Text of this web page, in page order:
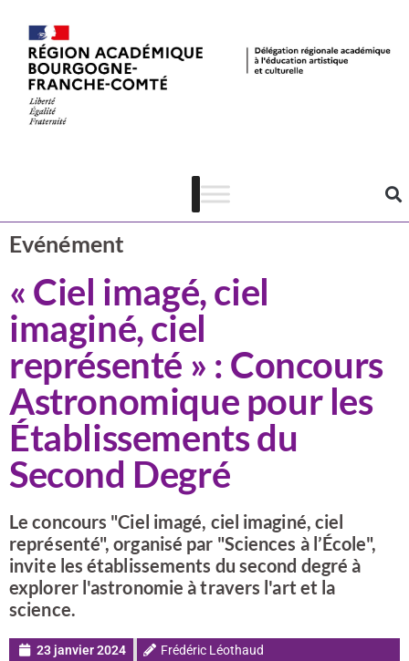
Evénément
« Ciel imagé, ciel
imaginé, ciel
représenté » : Concours
Astronomique pour les
Établissements du
Second Degré
Le concours "Ciel imagé, ciel imaginé, ciel
représenté", organisé par "Sciences à l’École",
invite les établissements du second degré à
explorer l'astronomie à travers l'art et la
science.
23 janvier 2024 Frédéric Léothaud